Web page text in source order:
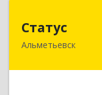
Статус
Альметьевск
423450,